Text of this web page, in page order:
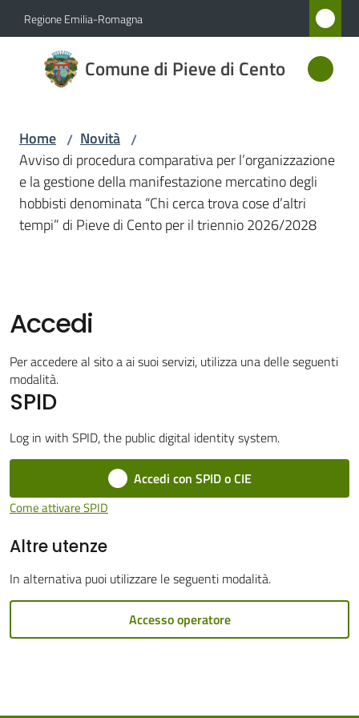
Vai al contenuto
Vai alla navigazione
Vai al footer
Regione Emilia-Romagna
Comune di Pieve di Cento
Comune
di Pieve
Amministrazione
Novità
Vivere
Pieve
di
Cento
Amministrazione
Trasparente
Tutti
gli
argomenti...
Home / Novità /
Avviso di procedura comparativa per l’organizzazione
e la gestione della manifestazione mercatino degli
hobbisti denominata “Chi cerca trova cose d’altri
tempi” di Pieve di Cento per il triennio 2026/2028
Accedi
Per accedere al sito a ai suoi servizi, utilizza una delle seguenti
modalità.
SPID
Log in with SPID, the public digital identity system.
Accedi con SPID o CIE
Come attivare SPID
Altre utenze
In alternativa puoi utilizzare le seguenti modalità.
Accesso operatore